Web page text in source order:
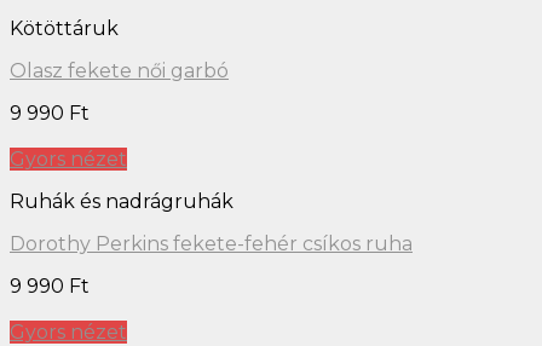
Kötöttáruk
Olasz fekete női garbó
9 990 Ft
Gyors nézet
Ruhák és nadrágruhák
Dorothy Perkins fekete-fehér csíkos ruha
9 990 Ft
Gyors nézet